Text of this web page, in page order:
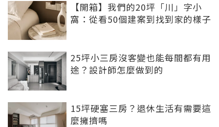
【開箱】我們的20坪「川」字小
窩：從看50個建案到找到家的樣子
25坪小三房沒客變也能每間都有用
途？設計師怎麼做到的
15坪硬塞三房？退休生活有需要這
麼擁擠嗎